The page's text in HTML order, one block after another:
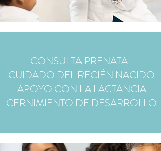
CONSULTA PRENATAL
CUIDADO DEL RECIÉN NACIDO
APOYO CON LA LACTANCIA
CERNIMIENTO DE DESARROLLO